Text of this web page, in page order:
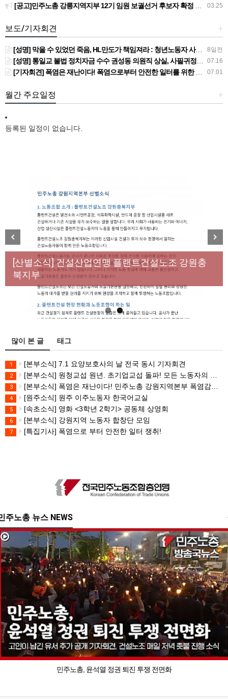
03.25
[공고]민주노총 강릉지역지부 12기 임원 보궐선거 후보자 확정 공고
+
보도/기자회견
8일전
[성명] 막을 수 있었던 죽음, HL만도가 책임져라 : 청년노동자 사망사고의 철저한 진상규명과 재발방지 대책 마련하라
07.16
[성명] 통일교 불법 정치자금 수수 권성동 의원직 상실, 사필귀정이다
07.01
[기자회견] 폭염은 재난이다! 폭염으로부터 안전한 일터를 위한 민주노총 강원지역본부 폭염감시단 선포 기자회견
+
월간 주요일정
등록된 일정이 없습니다.
[성명] 막을 수 있었던 죽음, HL만도가 책임져라 : 청
년노동자 사망사고의 철저한 진상규명과 재발방지
대책 마련하라
[산별소식] 건설산업연맹 플랜트건설노조 강원충
북지부
Previous Next
많이 본 글 태그
1 [본부소식] 7.1 요양보호사의 날 전국 동시 기자회견
2 [본부소식] 원청교섭 원년. 초기업교섭 돌파! 모든 노동자의 노동기본권 쟁취! 민주노총 7.15 총파업대회
3 [본부소식] 폭염은 재난이다! 민주노총 강원지역본부 폭염감시단 선포 기자회견
4 [원주소식] 원주 이주노동자 한국어교실
5 [속초소식] 영화 <3학년 2학기> 공동체 상영회
6 [본부소식] 강원지역 노동자 합창단 모임
7 [특집기사] 폭염으로 부터 안전한 일터 쟁취!
주노총 뉴스 NEWS
민주노총, 윤석열 정권 퇴진 투쟁 전면화